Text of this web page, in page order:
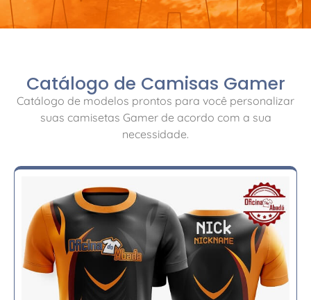
Catálogo de Camisas Gamer
Catálogo de modelos prontos para você personalizar
suas camisetas Gamer de acordo com a sua
necessidade.